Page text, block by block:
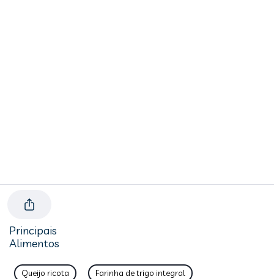
Principais
Alimentos
Queijo ricota Farinha de trigo integral